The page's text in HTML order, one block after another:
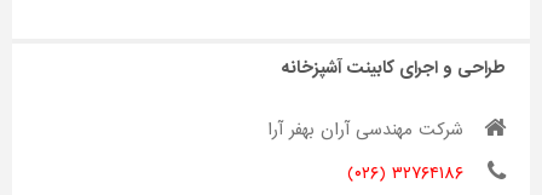
طراحی و اجرای کابینت آشپزخانه
شرکت مهندسی آران بهفر آرا
۳۲۷۶۴۱۸۶ (۰۲۶)